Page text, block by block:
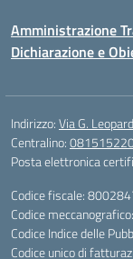
Amministrazione
Dichiarazione e
Indirizzo:Via G.
Centralino:
Posta elettronica
Codice fiscale:
Codice meccanografico:
Codice Indice delle
Codice unico di